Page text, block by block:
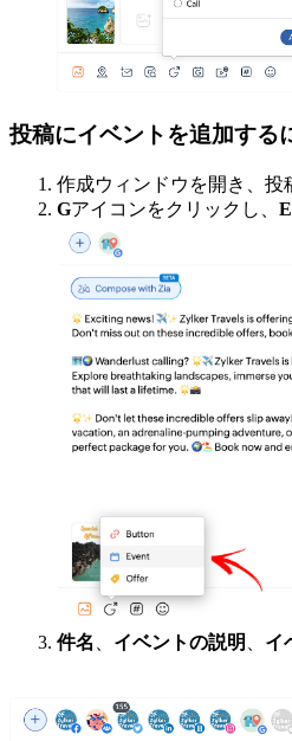
投稿にイベントを追加する
作成ウィンドウを開き、投
Gアイコンをクリックし、
件名 イベントの説明 イ